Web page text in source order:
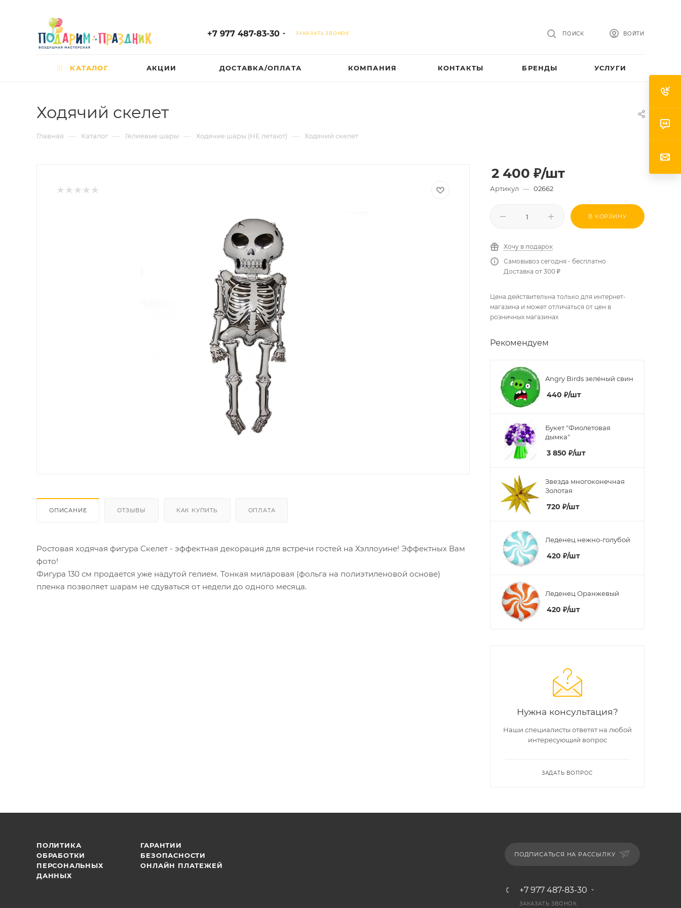
+7 977 487-83-30 ЗАКАЗАТЬ ЗВОНОК ВОЙТИ
ПОИСК
КАТАЛОГ АКЦИИ ДОСТАВКА/ОПЛАТА КОМПАНИЯ КОНТАКТЫ БРЕНДЫ УСЛУГИ
Ходячий скелет
Главная — Каталог — Гелиевые шары — Ходячие шары (НЕ летают) — Ходячий скелет
ОПИСАНИЕ ОТЗЫВЫ КАК КУПИТЬ ОПЛАТА
Ростовая ходячая фигура Скелет - эффектная декорация для встречи гостей на Хэллоуине! Эффектных Вам
фото!
Фигура 130 см продается уже надутой гелием. Тонкая миларовая (фольга на полиэтиленовой основе)
пленка позволяет шарам не сдуваться от недели до одного месяца.
2 400 ₽/шт
Артикул — 02662
В КОРЗИНУ
Хочу в подарок
Самовывоз сегодня - бесплатно
Доставка от 300 ₽
Цена действительна только для интернет-
магазина и может отличаться от цен в
розничных магазинах
Рекомендуем
Angry Birds зелёный свин
440 ₽/шт
Букет "Фиолетовая
дымка"
3 850 ₽/шт
Звезда многоконечная
Золотая
720 ₽/шт
Леденец нежно-голубой
420 ₽/шт
Леденец Оранжевый
420 ₽/шт
Нужна консультация?
Наши специалисты ответят на любой
интересующий вопрос
ЗАДАТЬ ВОПРОС
ПОЛИТИКА
ОБРАБОТКИ
ПЕРСОНАЛЬНЫХ
ДАННЫХ
ГАРАНТИИ
БЕЗОПАСНОСТИ
ОНЛАЙН ПЛАТЕЖЕЙ
ПОДПИСАТЬСЯ НА РАССЫЛКУ
+7 977 487-83-30
ЗАКАЗАТЬ ЗВОНОК